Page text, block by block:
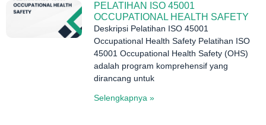
PELATIHAN ISO 45001
OCCUPATIONAL HEALTH SAFETY
Deskripsi Pelatihan ISO 45001
Occupational Health Safety Pelatihan ISO
45001 Occupational Health Safety (OHS)
adalah program komprehensif yang
dirancang untuk
Selengkapnya »